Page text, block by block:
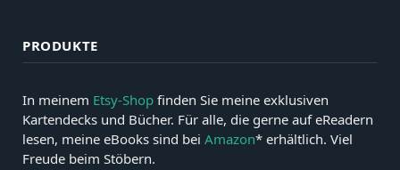
PRODUKTE
In meinem Etsy-Shop finden Sie meine exklusiven
Kartendecks und Bücher. Für alle, die gerne auf eReadern
lesen, meine eBooks sind bei Amazon* erhältlich. Viel
Freude beim Stöbern.